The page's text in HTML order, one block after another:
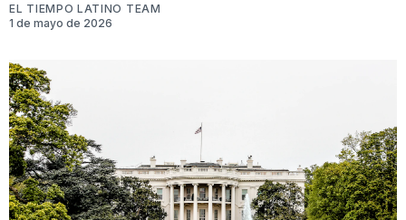
EL TIEMPO LATINO TEAM
1 de mayo de 2026